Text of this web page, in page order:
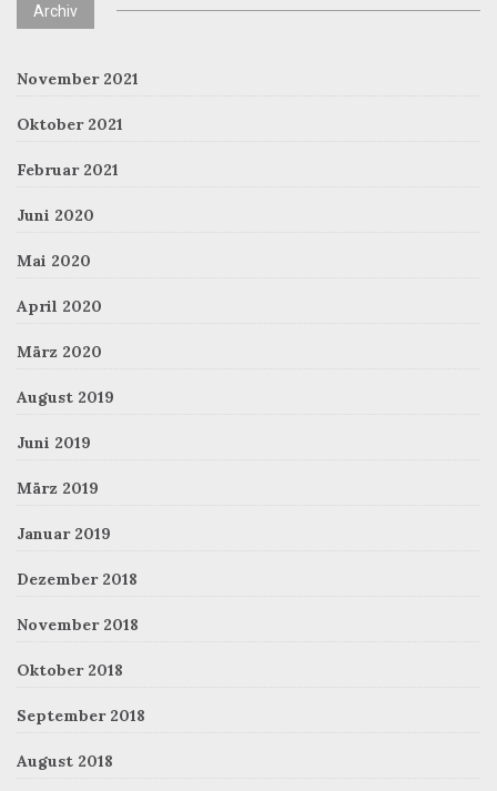
Archiv
November 2021
Oktober 2021
Februar 2021
Juni 2020
Mai 2020
April 2020
März 2020
August 2019
Juni 2019
März 2019
Januar 2019
Dezember 2018
November 2018
Oktober 2018
September 2018
August 2018